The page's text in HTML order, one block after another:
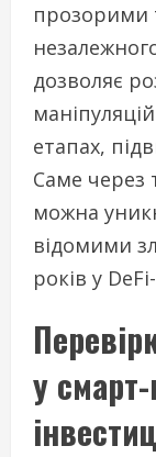
прозорими
дозволяє
етапах,
Саме через
можна
відомими
років у
у